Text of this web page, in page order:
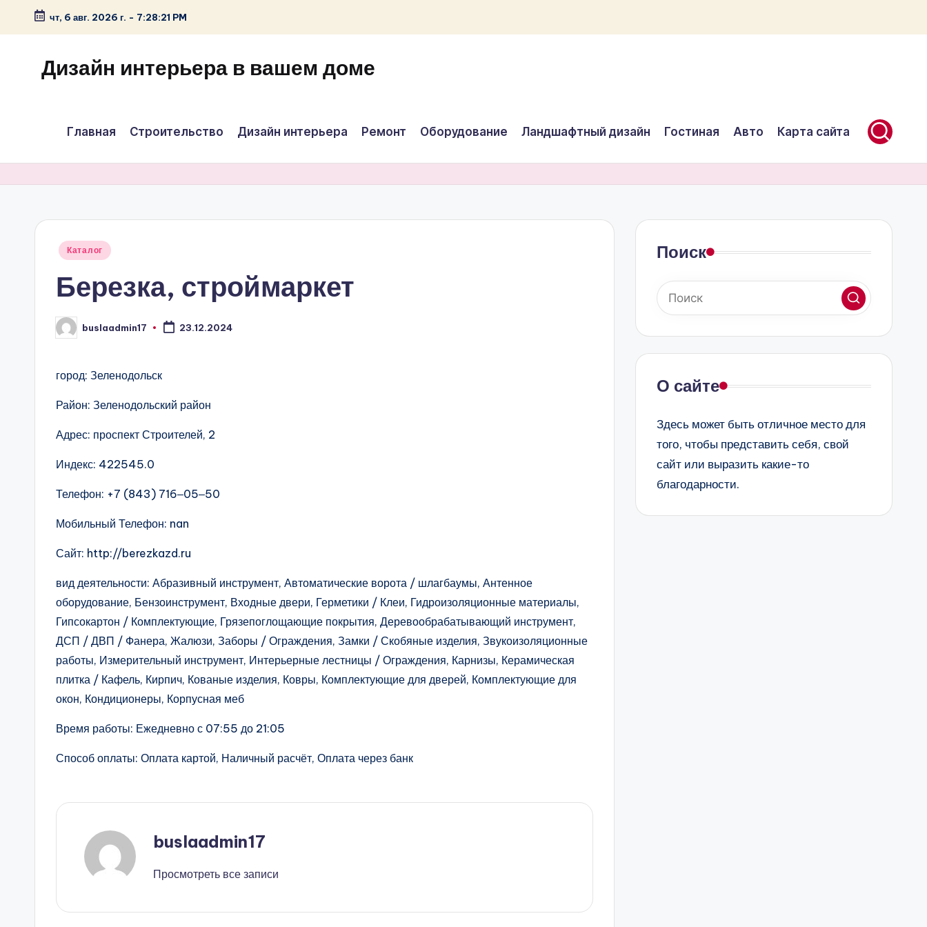
Перейти
содержимому
чт, 6 авг. 2026 г. - 7:28:21 PM
Дизайн интерьера в вашем доме
Главная Строительство Дизайн интерьера Ремонт Оборудование Ландшафтный дизайн Гостиная Авто Карта сайта
Опубликовано
Каталог
Березка, строймаркет
Запись
от
buslaadmin17 23.12.2024
город: Зеленодольск
Район: Зеленодольский район
Адрес: проспект Строителей, 2
Индекс: 422545.0
Телефон: +7 (843) 716‒05‒50
Мобильный Телефон: nan
Сайт: http://berezkazd.ru
вид деятельности: Абразивный инструмент, Автоматические ворота / шлагбаумы, Антенное
оборудование, Бензоинструмент, Входные двери, Герметики / Клеи, Гидроизоляционные материалы,
Гипсокартон / Комплектующие, Грязепоглощающие покрытия, Деревообрабатывающий инструмент,
ДСП / ДВП / Фанера, Жалюзи, Заборы / Ограждения, Замки / Скобяные изделия, Звукоизоляционные
работы, Измерительный инструмент, Интерьерные лестницы / Ограждения, Карнизы, Керамическая
плитка / Кафель, Кирпич, Кованые изделия, Ковры, Комплектующие для дверей, Комплектующие для
окон, Кондиционеры, Корпусная меб
Время работы: Ежедневно с 07:55 до 21:05
Способ оплаты: Оплата картой, Наличный расчёт, Оплата через банк
buslaadmin17
Просмотреть все записи
Поиск
О сайте
Здесь может быть отличное место для
того, чтобы представить себя, свой
сайт или выразить какие-то
благодарности.